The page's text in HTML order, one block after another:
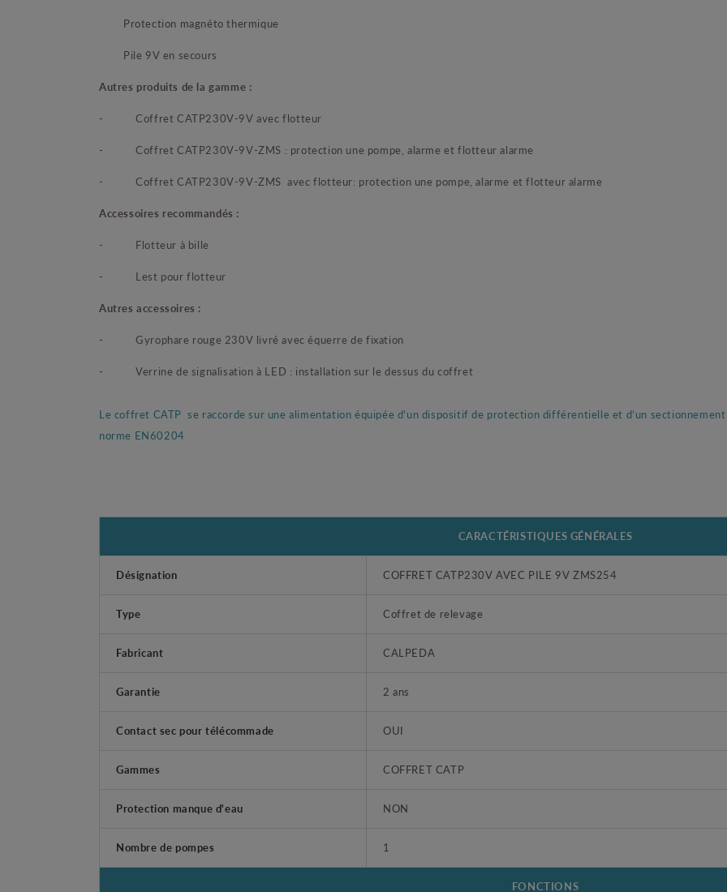
Protection magnéto thermique
Pile 9V en secours
Autres produits de la gamme :
-Coffret CATP230V-9V avec flotteur
-Coffret CATP230V-9V-ZMS : protection une pompe, alarme et flotteur alarme
-Coffret CATP230V-9V-ZMS avec flotteur: protection une pompe, alarme et flotteur alarme
Accessoires recommandés :
- Flotteur à bille
- Lest pour flotteur
Autres accessoires :
-Gyrophare rouge 230V livré avec équerre de fixation
-Verrine de signalisation à LED : installation sur le dessus du coffret
Le coffret CATP se raccorde sur une alimentation équipée d'un dispositif de protection différentielle et d’un
norme EN60204
CARACTÉRISTIQUES GÉNÉRALES
Désignation COFFRET CATP230V AVEC PILE 9V ZMS254
Type Coffret de relevage
Fabricant CALPEDA
Garantie 2 ans
Contact sec pour télécommade OUI
Gammes COFFRET CATP
Protection manque d'eau NON
Nombre de pompes 1
FONCTIONS